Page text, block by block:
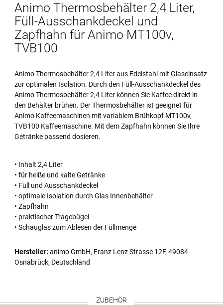
Animo Thermosbehälter 2,4 Liter,
Füll-Ausschankdeckel und
Zapfhahn für Animo MT100v,
TVB100
Animo Thermosbehälter 2,4 Liter aus Edelstahl mit Glaseinsatz
zur optimalen Isolation. Durch den Füll-Ausschankdeckel des
Animo Thermosbehälter 2,4 Liter können Sie Kaffee direkt in
den Behälter brühen. Der Thermosbehälter ist geeignet für
Animo Kaffeemaschinen mit variablem Brühkopf MT100v,
TVB100 Kaffeemaschine. Mit dem Zapfhahn können Sie Ihre
Getränke passend dosieren.
• Inhalt 2,4 Liter
• für heiße und kalte Getränke
• Füll und Ausschankdeckel
• optimale Isolation durch Glas Innenbehälter
• Zapfhahn
• praktischer Tragebügel
• Schauglas zum Ablesen der Füllmenge
Hersteller: animo GmbH, Franz Lenz Strasse 12F, 49084
Osnabrück, Deutschland
ZUBEHÖR